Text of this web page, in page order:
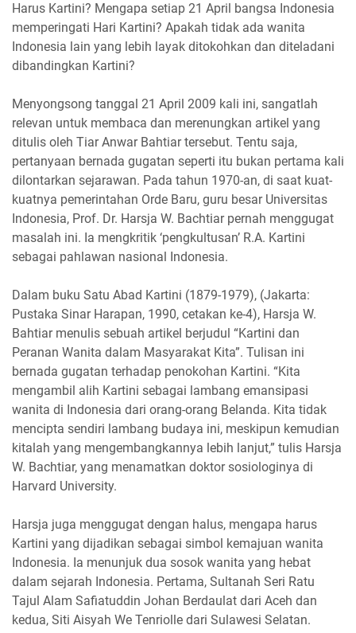
Harus Kartini? Mengapa setiap 21 April bangsa Indonesia
memperingati Hari Kartini? Apakah tidak ada wanita
Indonesia lain yang lebih layak ditokohkan dan diteladani
dibandingkan Kartini?
Menyongsong tanggal 21 April 2009 kali ini, sangatlah
relevan untuk membaca dan merenungkan artikel yang
ditulis oleh Tiar Anwar Bahtiar tersebut. Tentu saja,
pertanyaan bernada gugatan seperti itu bukan pertama kali
dilontarkan sejarawan. Pada tahun 1970-an, di saat kuat-
kuatnya pemerintahan Orde Baru, guru besar Universitas
Indonesia, Prof. Dr. Harsja W. Bachtiar pernah menggugat
masalah ini. Ia mengkritik ‘pengkultusan’ R.A. Kartini
sebagai pahlawan nasional Indonesia.
Dalam buku Satu Abad Kartini (1879-1979), (Jakarta:
Pustaka Sinar Harapan, 1990, cetakan ke-4), Harsja W.
Bahtiar menulis sebuah artikel berjudul “Kartini dan
Peranan Wanita dalam Masyarakat Kita”. Tulisan ini
bernada gugatan terhadap penokohan Kartini. “Kita
mengambil alih Kartini sebagai lambang emansipasi
wanita di Indonesia dari orang-orang Belanda. Kita tidak
mencipta sendiri lambang budaya ini, meskipun kemudian
kitalah yang mengembangkannya lebih lanjut,” tulis Harsja
W. Bachtiar, yang menamatkan doktor sosiologinya di
Harvard University.
Harsja juga menggugat dengan halus, mengapa harus
Kartini yang dijadikan sebagai simbol kemajuan wanita
Indonesia. Ia menunjuk dua sosok wanita yang hebat
dalam sejarah Indonesia. Pertama, Sultanah Seri Ratu
Tajul Alam Safiatuddin Johan Berdaulat dari Aceh dan
kedua, Siti Aisyah We Tenriolle dari Sulawesi Selatan.